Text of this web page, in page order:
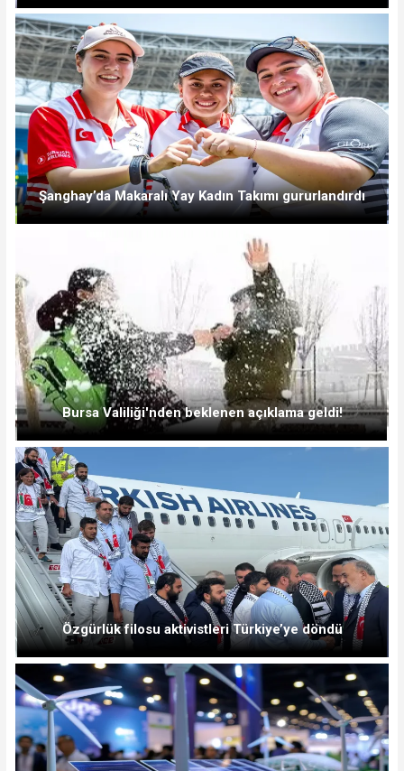
Şanghay’da Makaralı Yay Kadın Takımı gururlandırdı
Bursa Valiliği'nden beklenen açıklama geldi!
Özgürlük filosu aktivistleri Türkiye’ye döndü